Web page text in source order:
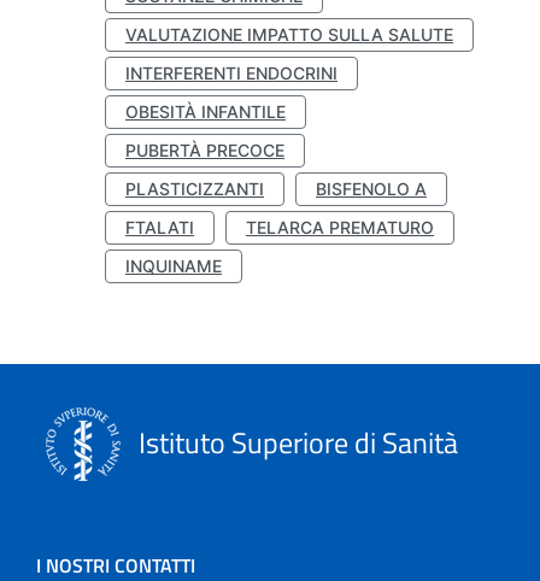
VALUTAZIONE IMPATTO SULLA SALUTE
INTERFERENTI ENDOCRINI
OBESITÀ INFANTILE
PUBERTÀ PRECOCE
PLASTICIZZANTI
BISFENOLO A
FTALATI
TELARCA PREMATURO
INQUINAME
Istituto Superiore di Sanità
I NOSTRI CONTATTI